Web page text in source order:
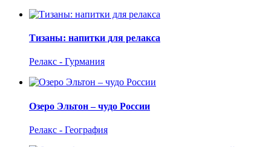
Тизаны: напитки для релакса
Релакс - Гурмания
Озеро Эльтон – чудо России
Релакс - География